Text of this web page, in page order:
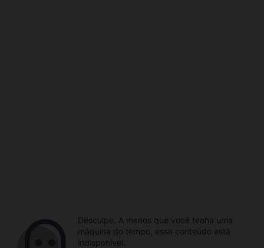
Desculpe. A menos que você tenha uma
máquina do tempo, esse conteúdo está
indisponível.